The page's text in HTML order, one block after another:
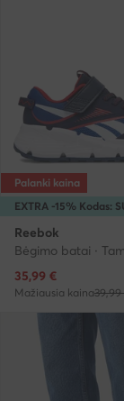
EXTRA -15% Kodas:
Palanki kaina
Reebok
Dabartinė kaina
35,99 €
Mažiausia kaina39,99